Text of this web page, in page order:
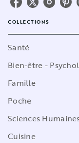
COLLECTIONS
Santé
Bien-être -
Famille
Poche
Sciences
Cuisine